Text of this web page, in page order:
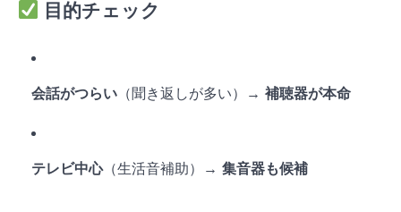
目的チェック
会話がつらい （聞き返しが多い）→ 補聴器が本命
テレビ中心（生活音補助）→ 集音器も候補